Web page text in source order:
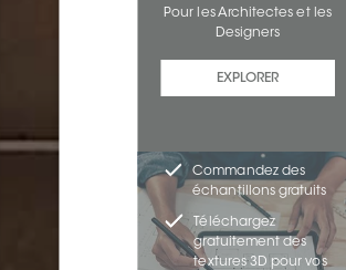
Pour les Architectes et les
Designers
EXPLORER
Commandez des
échantillons gratuits
Téléchargez
gratuitement des
textures 3D pour vos